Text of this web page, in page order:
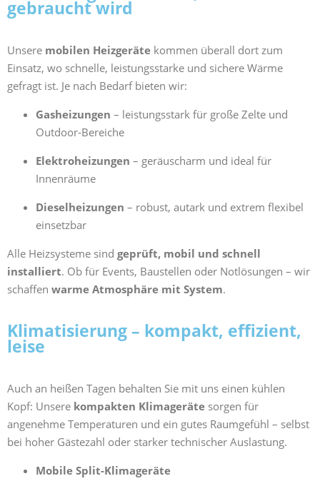
gebraucht wird
Unsere mobilen Heizgeräte kommen überall dort zum
Einsatz, wo schnelle, leistungsstarke und sichere Wärme
gefragt ist. Je nach Bedarf bieten wir:
Gasheizungen – leistungsstark für große Zelte und
Outdoor-Bereiche
Elektroheizungen – geräuscharm und ideal für
Innenräume
Dieselheizungen – robust, autark und extrem flexibel
einsetzbar
Alle Heizsysteme sind geprüft, mobil und schnell
installiert. Ob für Events, Baustellen oder Notlösungen – wir
schaffen warme Atmosphäre mit System.
Klimatisierung – kompakt, effizient,
leise
Auch an heißen Tagen behalten Sie mit uns einen kühlen
Kopf: Unsere kompakten Klimageräte sorgen für
angenehme Temperaturen und ein gutes Raumgefühl – selbst
bei hoher Gästezahl oder starker technischer Auslastung.
Mobile Split-Klimageräte